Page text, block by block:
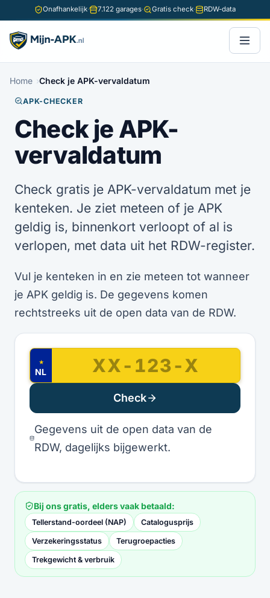
Onafhankelijk· 7.122 garages· Gratis check· RDW-data
Home Check je APK-vervaldatum
APK-CHECKER
Check je APK-
vervaldatum
Check gratis je APK-vervaldatum met je
kenteken. Je ziet meteen of je APK
geldig is, binnenkort verloopt of al is
verlopen, met data uit het RDW-register.
Vul je kenteken in en zie meteen tot wanneer
je APK geldig is. De gegevens komen
rechtstreeks uit de open data van de RDW.
★
NL
Check
Gegevens uit de open data van de
RDW, dagelijks bijgewerkt.
Bij ons gratis, elders vaak betaald:
Tellerstand-oordeel (NAP) Catalogusprijs
Verzekeringsstatus Terugroepacties
Trekgewicht & verbruik